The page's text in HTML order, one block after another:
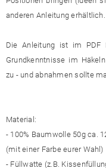
anderen Anleitung erhältlich.
Die Anleitung ist im PDF
Grundkenntnisse im
zu - und abnahmen sollte
Material:
- 100% Baumwolle 50g ca.
(mit einer Farbe eurer Wahl)
- Füllwatte (z.B.